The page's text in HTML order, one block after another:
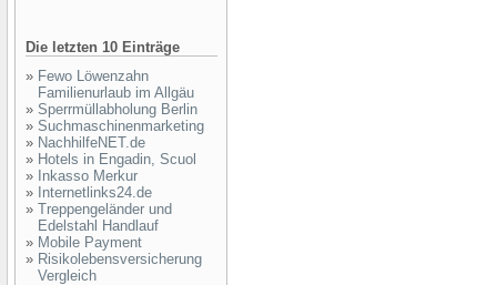
Die letzten 10 Einträge
» Fewo Löwenzahn
Familienurlaub im Allgäu
» Sperrmüllabholung Berlin
» Suchmaschinenmarketing
» NachhilfeNET.de
» Hotels in Engadin, Scuol
» Inkasso Merkur
» Internetlinks24.de
» Treppengeländer und
Edelstahl Handlauf
» Mobile Payment
» Risikolebensversicherung
Vergleich